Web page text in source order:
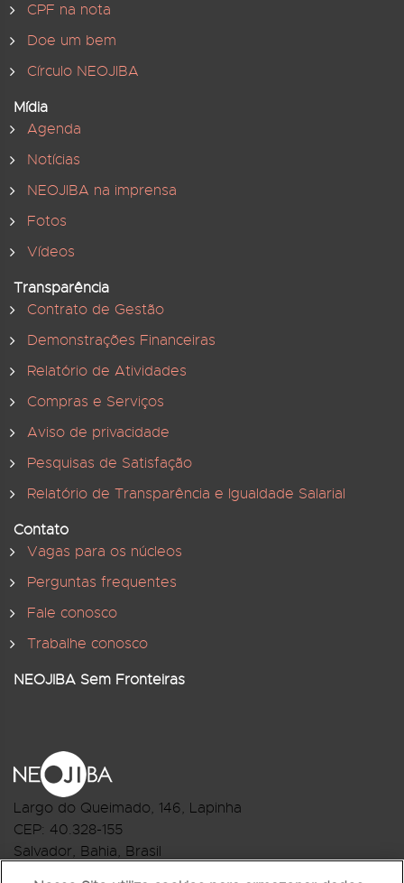
CPF na nota
Doe um bem
Círculo NEOJIBA
Mídia
Agenda
Notícias
NEOJIBA na imprensa
Fotos
Vídeos
Transparência
Contrato de Gestão
Demonstrações Financeiras
Relatório de Atividades
Compras e Serviços
Aviso de privacidade
Pesquisas de Satisfação
Relatório de Transparência e Igualdade Salarial
Contato
Vagas para os núcleos
Perguntas frequentes
Fale conosco
Trabalhe conosco
NEOJIBA Sem Fronteiras
Largo do Queimado, 146, Lapinha
CEP: 40.328-155
Salvador, Bahia, Brasil